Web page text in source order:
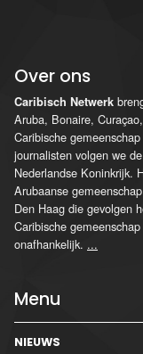
Over ons
Caribisch Netwerk
Aruba, Bonaire,
Caribische
journalisten volgen we
Nederlandse Koninkrijk.
Arubaanse
Den Haag die gevolgen
Caribische
onafhankelijk. ...
Menu
NIEUWS